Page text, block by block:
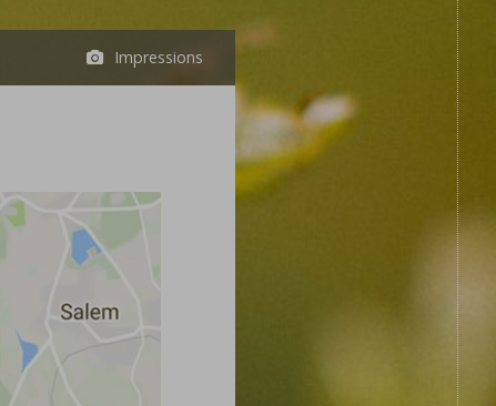
Impressions